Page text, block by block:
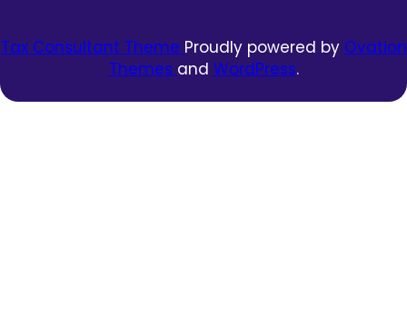
Tax Consultant Theme Proudly powered by Ovation
Themes and WordPress.